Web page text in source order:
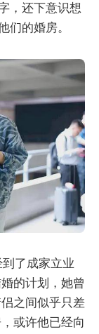
，还下意识想
们的婚房。
了成家立业
的计划，她曾
之间似乎只差
或许他已经向